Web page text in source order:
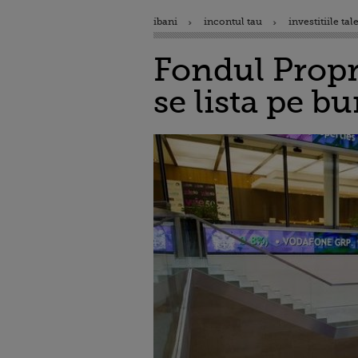
ibani incontul tau investitiile tale
Fondul
se lista pe